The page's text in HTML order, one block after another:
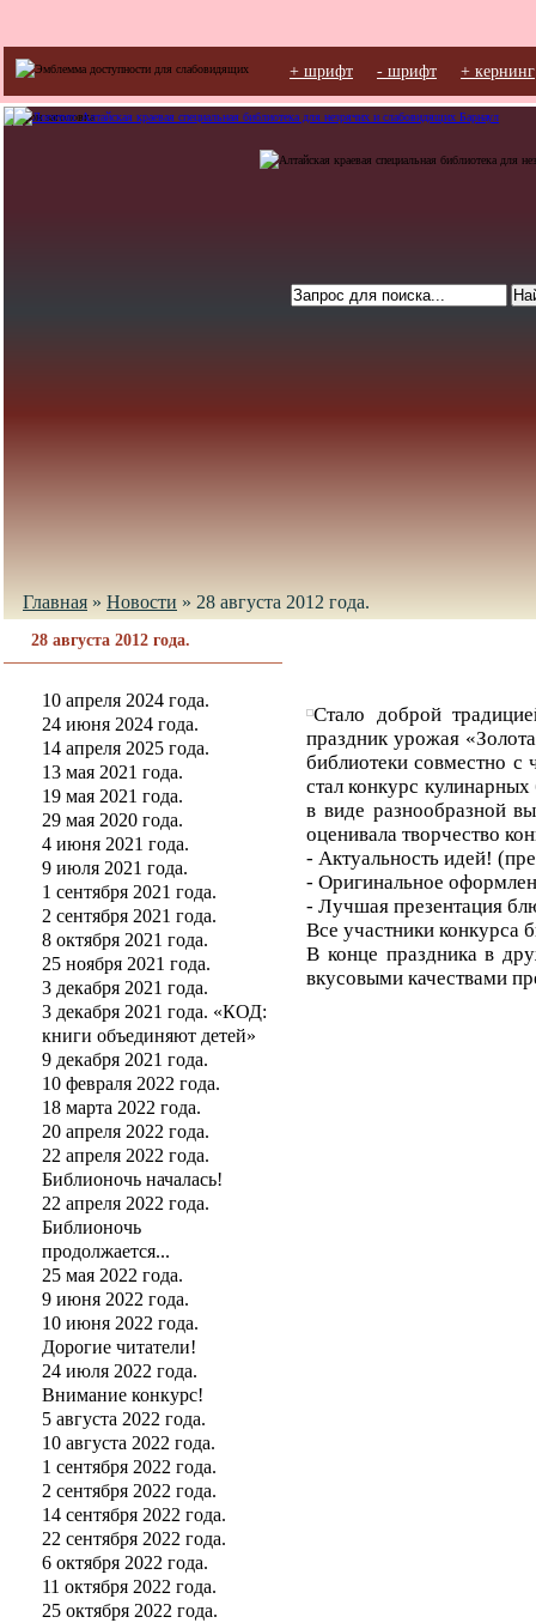
Главная » Новости » 28 августа 2012 года.
+ кернинг
- шрифт
+ шрифт
28 августа 2012 года.
10 апреля 2024 года.
24 июня 2024 года.
14 апреля 2025 года.
13 мая 2021 года.
19 мая 2021 года.
29 мая 2020 года.
4 июня 2021 года.
9 июля 2021 года.
1 сентября 2021 года.
2 сентября 2021 года.
8 октября 2021 года.
25 ноября 2021 года.
3 декабря 2021 года.
3 декабря 2021 года. «КОД:
книги объединяют детей»
9 декабря 2021 года.
10 февраля 2022 года.
18 марта 2022 года.
20 апреля 2022 года.
22 апреля 2022 года.
Библионочь началась!
22 апреля 2022 года.
Библионочь
продолжается...
25 мая 2022 года.
9 июня 2022 года.
10 июня 2022 года.
Дорогие читатели!
24 июля 2022 года.
Внимание конкурс!
5 августа 2022 года.
10 августа 2022 года.
1 сентября 2022 года.
2 сентября 2022 года.
14 сентября 2022 года.
22 сентября 2022 года.
6 октября 2022 года.
11 октября 2022 года.
25 октября 2022 года.
Стало доброй
праздник урожая
библиотеки совместно с
стал конкурс
в виде разнообразной
оценивала творчество
- Актуальность идей!
- Оригинальное
- Лучшая презентация
Все участники
В конце праздника в
вкусовыми качествами